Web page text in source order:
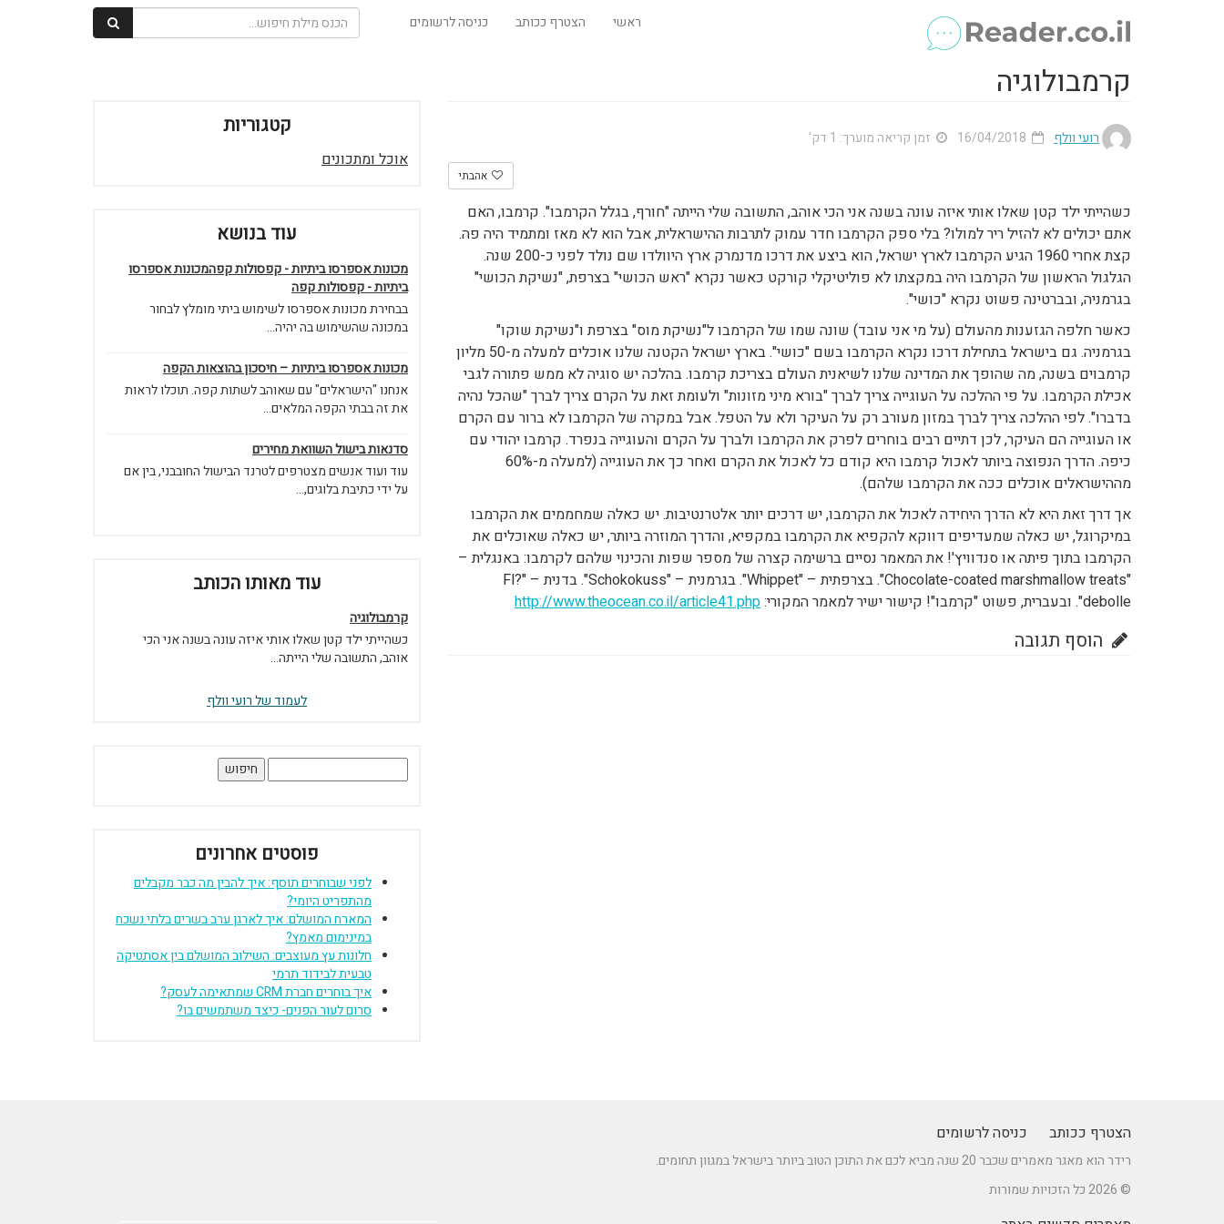
ראשי הצטרף ככותב כניסה לרשומים
קרמבולוגיה
רועי וולף זמן קריאה מוערך: 1 דק'
אהבתי
כשהייתי ילד קטן שאלו אותי איזה עונה בשנה אני הכי אוהב, התשובה שלי הייתה "חורף, בגלל הקרמבו". קרמבו, האם
אתם יכולים לא להזיל ריר למולו? בלי ספק הקרמבו חדר עמוק לתרבות ההישראלית, אבל הוא לא מאז ומתמיד היה פה.
קצת אחרי 1960 הגיע הקרמבו לארץ ישראל, הוא ביצע את דרכו מדנמרק ארץ היוולדו שם נולד לפני כ-200 שנה.
הגלגול הראשון של הקרמבו היה במקצתו לא פוליטיקלי קורקט כאשר נקרא "ראש הכושי" בצרפת, "נשיקת הכושי"
בגרמניה, ובברטינה פשוט נקרא "כושי".
כאשר חלפה הגזענות מהעולם (על מי אני עובד) שונה שמו של הקרמבו ל"נשיקת מוס" בצרפת ו"נשיקת שוקו"
בגרמניה. גם בישראל בתחילת דרכו נקרא הקרמבו בשם "כושי". בארץ ישראל הקטנה שלנו אוכלים למעלה מ-50 מליון
קרמבוים בשנה, מה שהופך את המדינה שלנו לשיאנית העולם בצריכת קרמבו. בהלכה יש סוגיה לא ממש פתורה לגבי
אכילת הקרמבו. על פי ההלכה על העוגייה צריך לברך "בורא מיני מזונות" ולעומת זאת על הקרם צריך לברך "שהכל נהיה
בדברו". לפי ההלכה צריך לברך במזון מעורב רק על העיקר ולא על הטפל. אבל במקרה של הקרמבו לא ברור עם הקרם
או העוגייה הם העיקר, לכן דתיים רבים בוחרים לפרק את הקרמבו ולברך על הקרם והעוגייה בנפרד. קרמבו יהודי עם
כיפה. הדרך הנפוצה ביותר לאכול קרמבו היא קודם כל לאכול את הקרם ואחר כך את העוגייה (למעלה מ-60%
מההישראלים אוכלים ככה את הקרמבו שלהם).
אך דרך זאת היא לא הדרך היחידה לאכול את הקרמבו, יש דרכים יותר אלטרנטיבות. יש כאלה שמחממים את הקרמבו
במיקרוגל, יש כאלה שמעדיפים דווקא להקפיא את הקרמבו במקפיא, והדרך המוזרה ביותר, יש כאלה שאוכלים את
הקרמבו בתוך פיתה או סנדוויץ'! את המאמר נסיים ברשימה קצרה של מספר שפות והכינוי שלהם לקרמבו: באנגלית –
"Chocolate-coated marshmallow treats". בצרפתית – "Whippet". בגרמנית – "Schokokuss". בדנית – "Fl?
debolle". ובעברית, פשוט "קרמבו"! קישור ישיר למאמר המקורי:
http://www.theocean.co.il/article41.php
הוסף תגובה
קטגוריות
אוכל ומתכונים
עוד בנושא
מכונות אספרסו ביתיות - קפסולות קפהמכונות אספרסו
ביתיות - קפסולות קפה
בבחירת מכונות אספרסו לשימוש ביתי מומלץ לבחור
במכונה שהשימוש בה יהיה...
מכונות אספרסו ביתיות – חיסכון בהוצאות הקפה
אנחנו "הישראלים" עם שאוהב לשתות קפה. תוכלו לראות
את זה בבתי הקפה המלאים...
סדנאות בישול השוואת מחירים
עוד ועוד אנשים מצטרפים לטרנד הבישול החובבני, בין אם
על ידי כתיבת בלוגים,...
עוד מאותו הכותב
קרמבולוגיה
כשהייתי ילד קטן שאלו אותי איזה עונה בשנה אני הכי
אוהב, התשובה שלי הייתה...
לעמוד של רועי וולף
פוסטים אחרונים
לפני שבוחרים תוסף: איך להבין מה כבר מקבלים
מהתפריט היומי?
המארח המושלם: איך לארגן ערב בשרים בלתי נשכח
במינימום מאמץ?
חלונות עץ מעוצבים: השילוב המושלם בין אסתטיקה
טבעית לבידוד תרמי
איך בוחרים חברת CRM שמתאימה לעסק?
סרום לעור הפנים- כיצד משתמשים בו?
הצטרף ככותב כניסה לרשומים
רידר הוא מאגר מאמרים שכבר 20 שנה מביא לכם את התוכן הטוב ביותר בישראל במגוון תחומים.
© 2026 כל הזכויות שמורות